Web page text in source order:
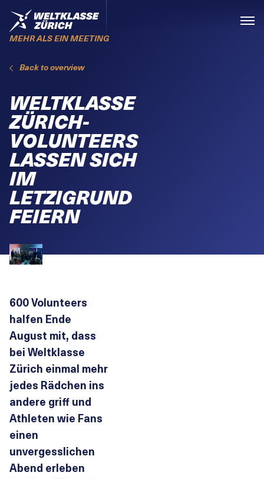
Skiplinks
Home
MEHR ALS EIN MEETING
Menü
Back to overview
WELTKLASSE
ZÜRICH-
VOLUNTEERS
LASSEN SICH
IM
LETZIGRUND
FEIERN
600 Volunteers
halfen Ende
August mit, dass
bei Weltklasse
Zürich einmal mehr
jedes Rädchen ins
andere griff und
Athleten wie Fans
einen
unvergesslichen
Abend erleben